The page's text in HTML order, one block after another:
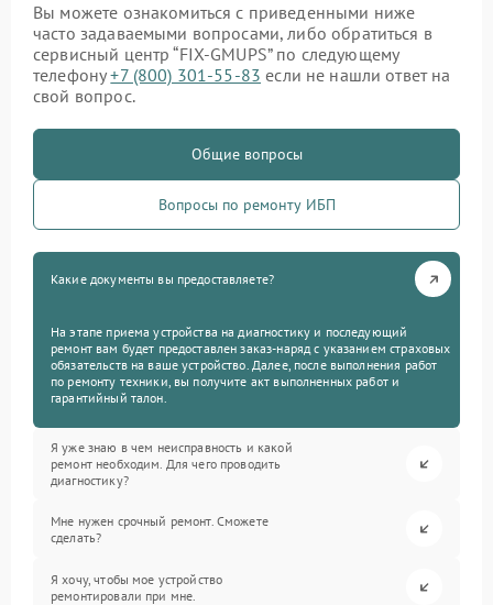
Вы можете ознакомиться с приведенными ниже
часто задаваемыми вопросами, либо обратиться в
сервисный центр “FIX-GMUPS” по следующему
телефону+7 (800) 301-55-83 если не нашли ответ на
свой вопрос.
Общие вопросы
Вопросы по ремонту ИБП
Какие документы вы предоставляете?
На этапе приема устройства на диагностику и последующий
ремонт вам будет предоставлен заказ-наряд с указанием страховых
обязательств на ваше устройство. Далее, после выполнения работ
по ремонту техники, вы получите акт выполненных работ и
гарантийный талон.
Я уже знаю в чем неисправность и какой
ремонт необходим. Для чего проводить
диагностику?
Мне нужен срочный ремонт. Сможете
сделать?
Я хочу, чтобы мое устройство
ремонтировали при мне.